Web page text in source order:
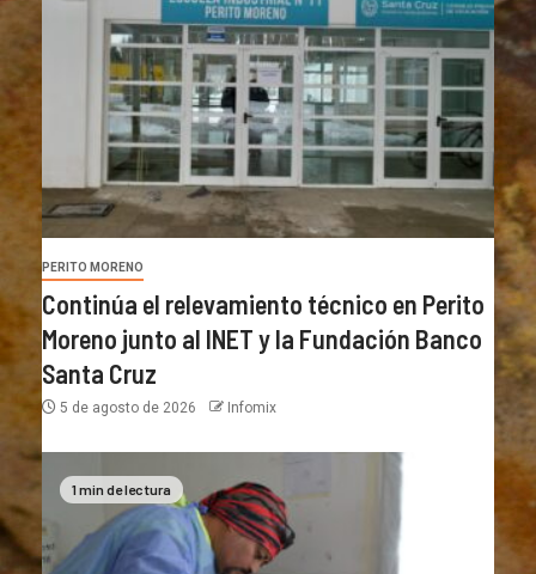
PERITO MORENO
Continúa el relevamiento técnico en Perito
Moreno junto al INET y la Fundación Banco
Santa Cruz
5 de agosto de 2026 Infomix
1 min de lectura